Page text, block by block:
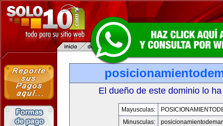
El dueño de este dominio lo
Mayusculas:
Minusculas: